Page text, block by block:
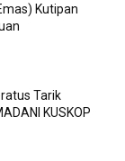
Kutipan
Tarik
KUSKOP